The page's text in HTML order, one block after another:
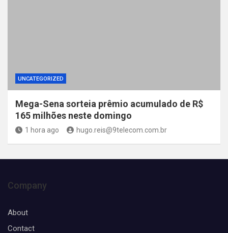
UNCATEGORIZED
Mega-Sena sorteia prêmio acumulado de R$
165 milhões neste domingo
1 hora ago hugo.reis@9telecom.com.br
Company
About
Contact